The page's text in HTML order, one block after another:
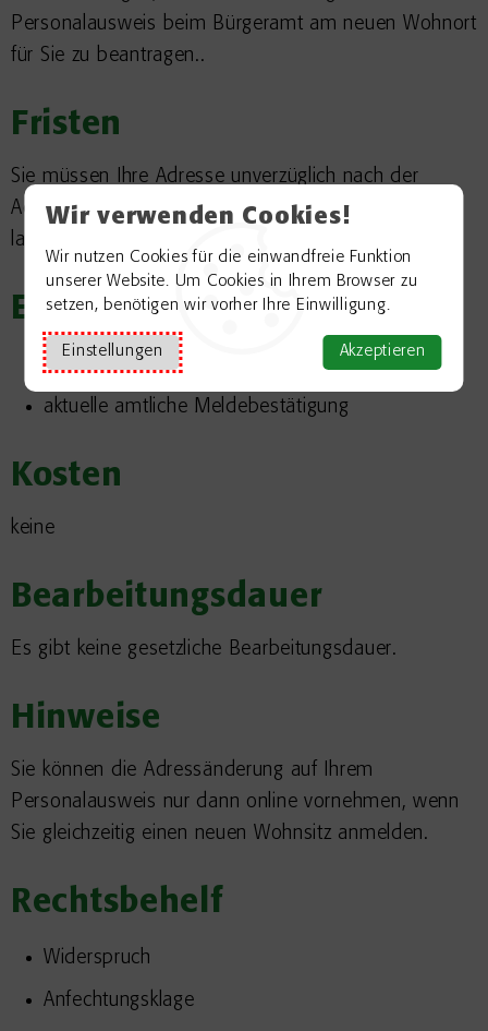
Wir verwenden Cookies!
Wir nutzen Cookies für die einwandfreie Funktion
unserer Website. Um Cookies in Ihrem Browser zu
setzen, benötigen wir vorher Ihre Einwilligung.
Einstellungen Akzeptieren
Personalausweis beim Bürgeramt am neuen Wohnort
für Sie zu beantragen..
Fristen
Sie müssen Ihre Adresse unverzüglich nach der
Adressänderungin Ihrem Personalausweis
lassen
Erforderliche Unterlagen
gültiger Personalausweis
aktuelle amtliche Meldebestätigung
Kosten
keine
Bearbeitungsdauer
Es gibt keine gesetzliche Bearbeitungsdauer.
Hinweise
Sie können die Adressänderung auf Ihrem
Personalausweis nur dann online vornehmen, wenn
Sie gleichzeitig einen neuen Wohnsitz anmelden.
Rechtsbehelf
Widerspruch
Anfechtungsklage